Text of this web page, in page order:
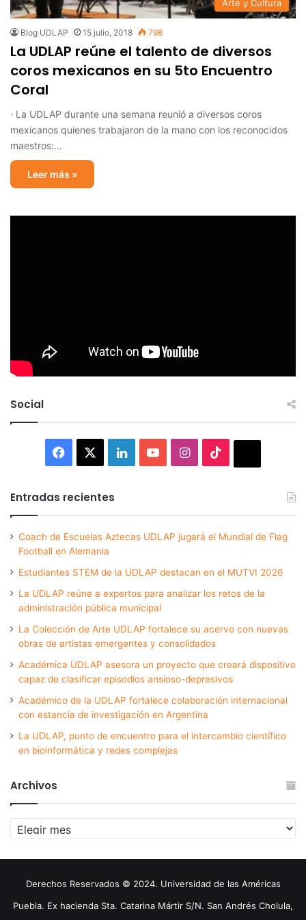
Arte y Cultura
Blog UDLAP 15 julio, 2018 798
La UDLAP reúne el talento de diversos
coros mexicanos en su 5to Encuentro
Coral
· La UDLAP durante una semana reunió a diversos coros
mexicanos quienes trabajaron de la mano con los reconocidos
maestros:…
Leer más »
Social
Facebook LinkedInYouTubeInstagram
Entradas recientes
Coach de Escuelas Aztecas UDLAP jugará el Mundial de Flag
Football en Alemania
Estudiantes STEM de la UDLAP destacan en el MUTVI 2026
La UDLAP reúne a expertos para analizar los retos de la
administración pública municipal
La Colección de Arte UDLAP fortalece su acervo con nuevas
obras de artistas emergentes y consolidados
Académica UDLAP asesora un proyecto que creará dispositivo
capaz de clasificar episodios ansioso-depresivos
Académico de la UDLAP fortalece colaboración internacional
con estancia de investigación en Argentina
La UDLAP, punto de encuentro para el intercambio científico
en bioinformática y redes complejas
Archivos
Archivos
Derechos Reservados © 2024. Universidad de las Américas
Puebla. Ex hacienda Sta. Catarina Mártir S/N. San Andrés Cholula,